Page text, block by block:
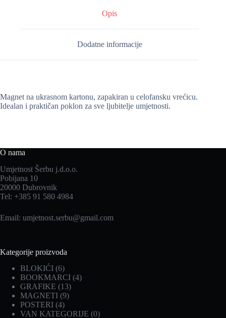
Opis
Dodatne informacije
Magnet na ukrasnom kartonu, zapakiran u celofansku vrećicu.
Idealan i praktičan poklon za sve ljubitelje umjetnosti.
O nama
Umjetnost Šerbu j.d.o.o.
Pobijana 10
20000 Dubrovnik
Tel: +385 91 580 4984
Email: umjetnost.serbu@gmail.com
Kategorije proizvoda
BLOKIĆI (6)
BOOKMARCI (4)
GRAFIKE (13)
MAGNETI (9)
POSTERI (4)
VAN KATEGORIJE (0)